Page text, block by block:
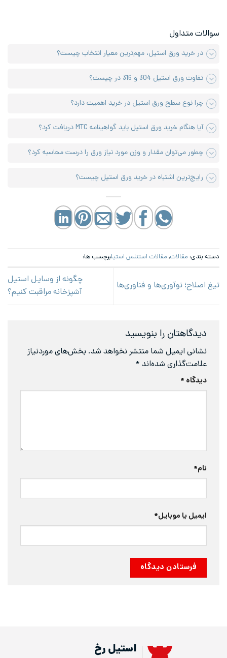
سوالات متداول
در خرید ورق استیل، مهم‌ترین معیار انتخاب چیست؟
تفاوت ورق استیل 304 و 316 در چیست؟
چرا نوع سطح ورق استیل در خرید اهمیت دارد؟
آیا هنگام خرید ورق استیل باید گواهینامه MTC دریافت کرد؟
چطور می‌توان مقدار و وزن مورد نیاز ورق را درست محاسبه کرد؟
رایج‌ترین اشتباه در خرید ورق استیل چیست؟
دسته بندی: مقالات, مقالات استنلس استیلبرچسب ها:
تیغ اصلاح؛ نوآوری‌ها و فناوری‌ها
چگونه از وسایل استیل
آشپزخانه مراقبت کنیم؟
دیدگاهتان را بنویسید
نشانی ایمیل شما منتشر نخواهد شد. بخش‌های موردنیاز
علامت‌گذاری شده‌اند *
دیدگاه *
نام*
ایمیل یا موبایل*
استیل رخ